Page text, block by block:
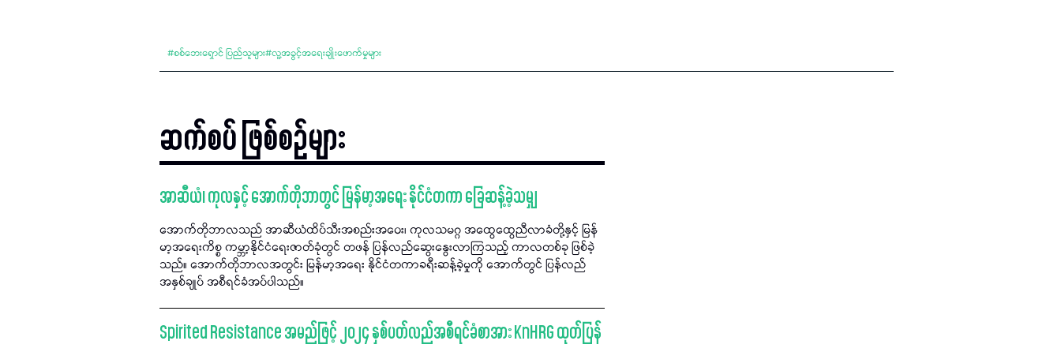
#စစ်ဘေးရှောင် ပြည်သူများ#လူ့အခွင့်အရေးချိုးဖောက်မှုများ
ဆက်စပ် ဖြစ်စဉ်များ
အာဆီယံ၊ ကုလနှင့် အောက်တိုဘာတွင် မြန်မာ့အရေး နိုင်ငံတကာ ခြေဆန့်ခဲ့သမျှ
အောက်တိုဘာလသည် အာဆီယံထိပ်သီးအစည်းအဝေး၊ ကုလသမဂ္ဂ အထွေထွေညီလာခံတို့နှင့် မြန်
မာ့အရေးကိစ္စ ကမ္ဘာ့နိုင်ငံရေးဇာတ်ခုံတွင် တဖန် ပြန်လည်ဆွေးနွေးလာကြသည့် ကာလတစ်ခု ဖြစ်ခဲ့
သည်။ အောက်တိုဘာလအတွင်း မြန်မာ့အရေး နိုင်ငံတကာခရီးဆန့်ခဲ့မှုကို အောက်တွင် ပြန်လည်
အနှစ်ချုပ် အစီရင်ခံအပ်ပါသည်။
Spirited Resistance အမည်ဖြင့် ၂၀၂၄ နှစ်ပတ်လည်အစီရင်ခံစာအား KnHRG ထုတ်ပြန်